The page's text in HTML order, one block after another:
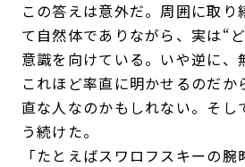
この答えは意外だ。周囲に取り
て自然体でありながら、実は“
意識を向けている。いや逆に、
これほど率直に明かせるのだか
直な人なのかもしれない。そし
う続けた。
「たとえばスワロフスキーの